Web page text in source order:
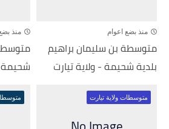
منذ بضع اعوام
متوسطة بن سليمان براهيم
بلدية شحيمة - ولاية تيارت
منذ
شحيمة
متوسطات ولاية تيارت